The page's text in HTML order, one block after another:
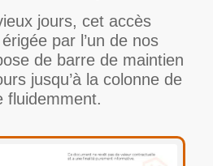
jours, cet accès
par l’un de nos
de barre de maintien
jusqu’à la colonne de
fluidemment.